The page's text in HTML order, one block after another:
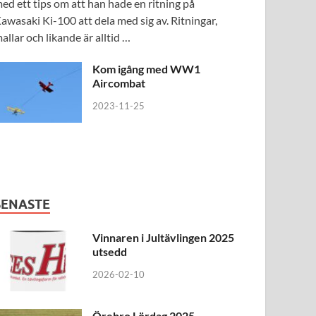
ett tips om att han hade en ritning på
Ki-100 att dela med sig av. Ritningar,
och likande är alltid …
Kom igång med WW1
Aircombat
2023-11-25
Vinnaren i Jultävlingen 2025
utsedd
2026-02-10